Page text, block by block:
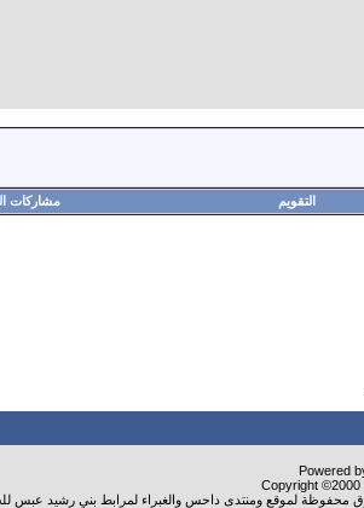
التقويم مشاركات
Powered
Copyright ©2000
محفوظة لموقع ومنتدى داحس والغبراء لمرابط بني رشيد عبس